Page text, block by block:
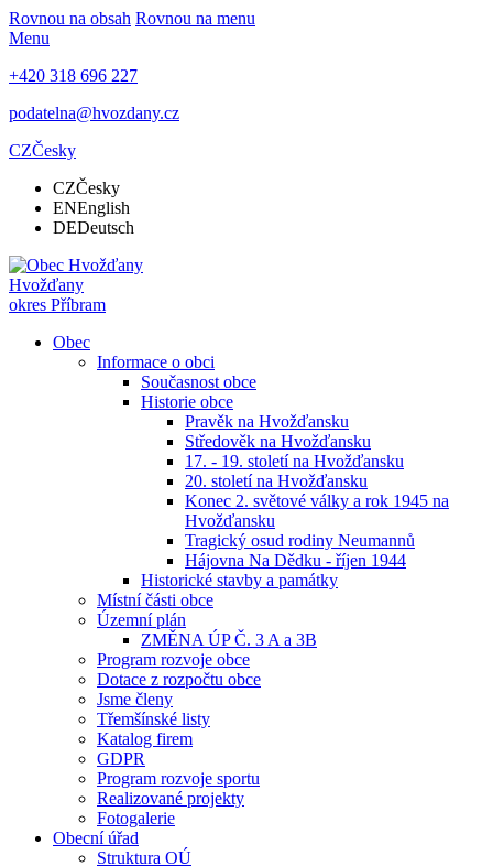
Rovnou na obsah Rovnou na menu
Menu
+420 318 696 227
podatelna@hvozdany.cz
CZČesky
CZČesky
ENEnglish
DEDeutsch
Hvožďany
okres Příbram
Obec
Informace o obci
Současnost obce
Historie obce
Pravěk na Hvožďansku
Středověk na Hvožďansku
17. - 19. století na Hvožďansku
20. století na Hvožďansku
Konec 2. světové války a rok 1945 na
Hvožďansku
Tragický osud rodiny Neumannů
Hájovna Na Dědku - říjen 1944
Historické stavby a památky
Místní části obce
Územní plán
ZMĚNA ÚP Č. 3 A a 3B
Program rozvoje obce
Dotace z rozpočtu obce
Jsme členy
Třemšínské listy
Katalog firem
GDPR
Program rozvoje sportu
Realizované projekty
Fotogalerie
Obecní úřad
Struktura OÚ